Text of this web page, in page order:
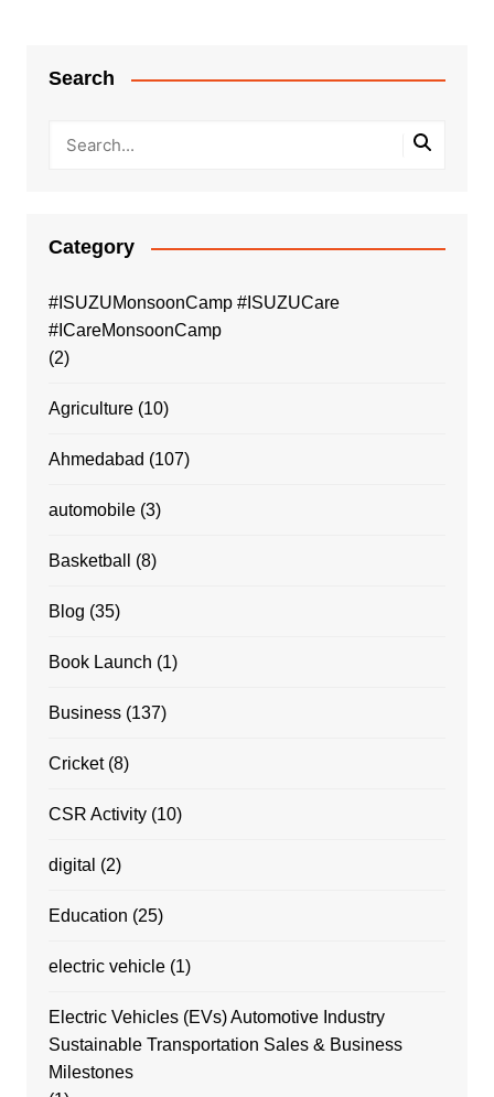
Search
Category
#ISUZUMonsoonCamp #ISUZUCare
#ICareMonsoonCamp
(2)
Agriculture(10)
Ahmedabad (107)
automobile(3)
Basketball (8)
Blog (35)
Book Launch (1)
Business(137)
Cricket(8)
CSR Activity(10)
digital (2)
Education (25)
electric vehicle(1)
Electric Vehicles (EVs) Automotive Industry
Sustainable Transportation Sales & Business
Milestones